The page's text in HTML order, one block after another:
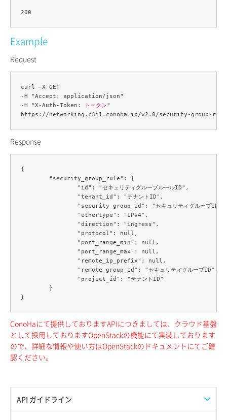
API ガイドライン
Example
Request
curl -X GET
-H "Accept: application/json"
-H "X-Auth-Token:
トークン"
https://networking.c3j1.conoha.io/v2.0/security-group-
Response
{
ConoHaにて提供しておりますAPIにつきましては、クラウド基盤
として採用しておりますOpenStackの機能にて実装しております
ので、詳細な情報や使い方はOpenStackのドキュメントにてご確
認ください。